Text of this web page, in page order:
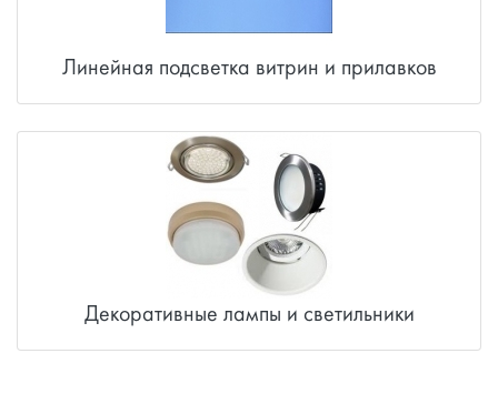
Линейная подсветка витрин и прилавков
Декоративные лампы и светильники